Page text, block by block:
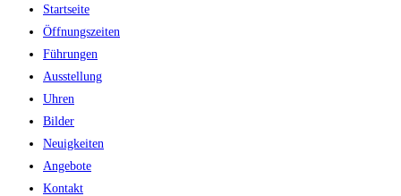
Startseite
Öffnungszeiten
Führungen
Ausstellung
Uhren
Bilder
Neuigkeiten
Angebote
Kontakt